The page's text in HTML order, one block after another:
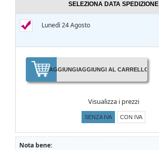
SELEZIONA DATA SPEDIZIONE
Lunedì 24 Agosto
AGGIUNGIAGGIUNGI AL CARRELLO
Visualizza i prezzi
SENZA IVA CON IVA
Nota bene: